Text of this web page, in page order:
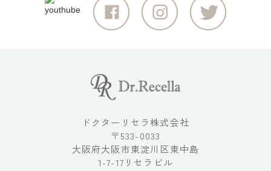
ドクターリセラ株式会社
〒533-0033
大阪府大阪市東淀川区東中島
1-7-17リセラビル